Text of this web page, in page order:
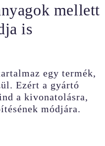
mellett
is
egy termék,
Ezért a gyártó
a kivonatolásra,
módjára.